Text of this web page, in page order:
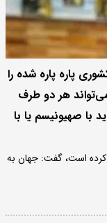
پاره پاره شده را
هر دو طرف
با صهیونیسم یا با
کرده است، گفت: جهان به